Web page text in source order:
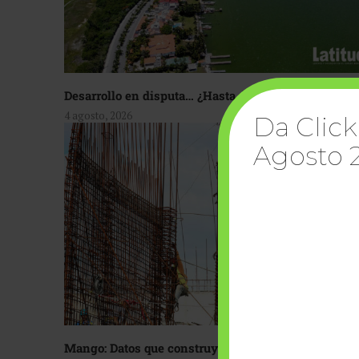
Desarrollo en disputa… ¿Hasta dónde crecer?
4 agosto, 2026
Mango: Datos que construyen confianza
Da
Agosto